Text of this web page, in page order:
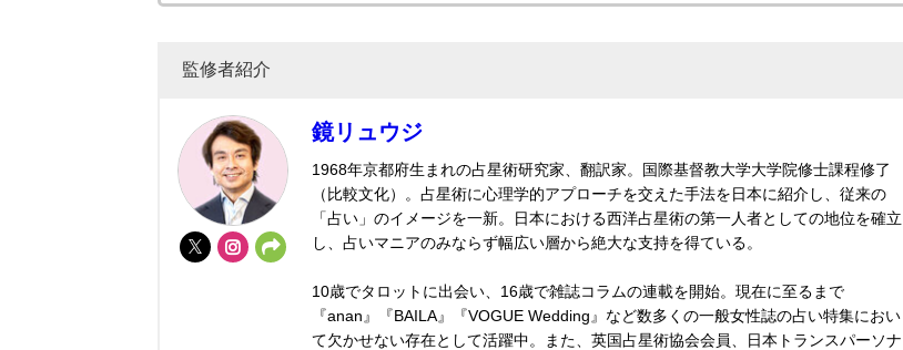
監修者紹介
鏡リュウジ
1968年京都府生まれの占星術研究家、翻訳家。国際基督教大学大学院修士課程修了
（比較文化）。占星術に心理学的アプローチを交えた手法を日本に紹介し、従来の
「占い」のイメージを一新。日本における西洋占星術の第一人者としての地位を確立
し、占いマニアのみならず幅広い層から絶大な支持を得ている。
10歳でタロットに出会い、16歳で雑誌コラムの連載を開始。現在に至るまで
『anan』『BAILA』『VOGUE Wedding』など数多くの一般女性誌の占い特集におい
て欠かせない存在として活躍中。また、英国占星術協会会員、日本トランスパーソナ